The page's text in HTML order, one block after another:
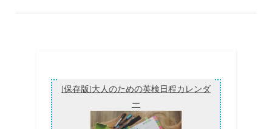
会
法
[無
[保存版]大人のための英検日程カレンダ
ー